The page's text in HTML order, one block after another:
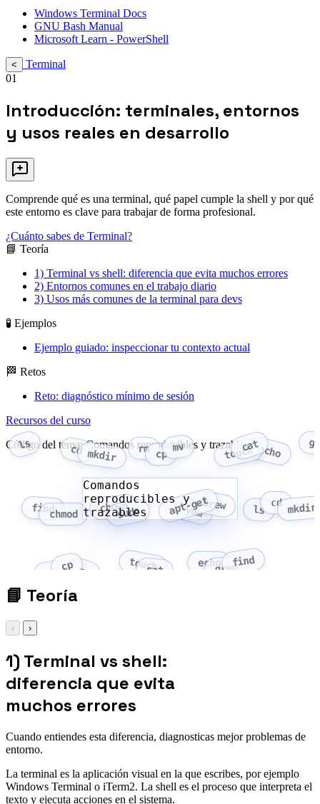
Windows Terminal Docs
GNU Bash Manual
Microsoft Learn - PowerShell
<
Terminal
01
Introducción: terminales, entornos
y usos reales en desarrollo
Comprende qué es una terminal, qué papel cumple la shell y por qué
este entorno es clave para trabajar de forma profesional.
¿Cuánto sabes de Terminal?
📘 Teoría
1) Terminal vs shell: diferencia que evita muchos errores
2) Entornos comunes en el trabajo diario
3) Usos más comunes de la terminal para devs
🧪 Ejemplos
Ejemplo guiado: inspeccionar tu contexto actual
🏁 Retos
Reto: diagnóstico mínimo de sesión
Recursos del curso
Código del tema: Comandos reproducibles y trazables
ls cd mkdir rm cp
mv touch
catecho
findchmod chownsudo apt-get
yumbrew ls
cd mkdir
rm
cp mv touch
cat
echogrepfind
Comandos
reproducibles y
trazables
📘 Teoría
‹ ›
1) Terminal vs shell:
diferencia que evita
muchos errores
Cuando entiendes esta diferencia, diagnosticas mejor problemas de
entorno.
La terminal es la aplicación visual en la que escribes, por ejemplo
Windows Terminal o iTerm2. La shell es el proceso que interpreta el
texto y ejecuta acciones en el sistema.